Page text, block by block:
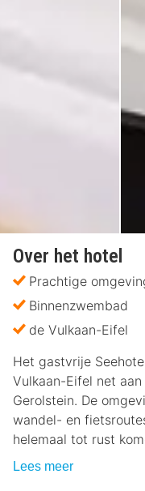
Over het hotel
Prachtige
Binnenzwembad
de Vulkaan-Eifel
Het gastvrije
Vulkaan-Eifel net
Gerolstein. De
wandel- en
helemaal tot rust
Lees meer